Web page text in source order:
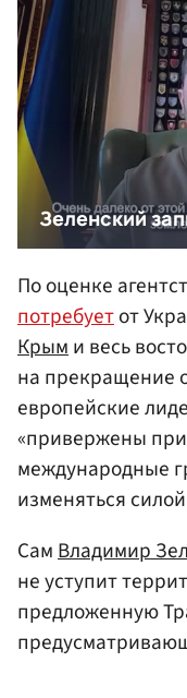
По оценке
потребуетот
Крыми весь
на прекращение
европейские
«привержены
международные
изменяться
СамВладимир
не уступит
предложенную